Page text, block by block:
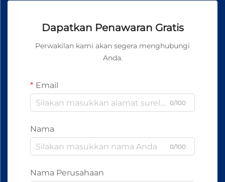
Dapatkan Penawaran Gratis
Perwakilan kami akan segera menghubungi
Anda.
Email
0/100
Nama
0/100
Nama Perusahaan